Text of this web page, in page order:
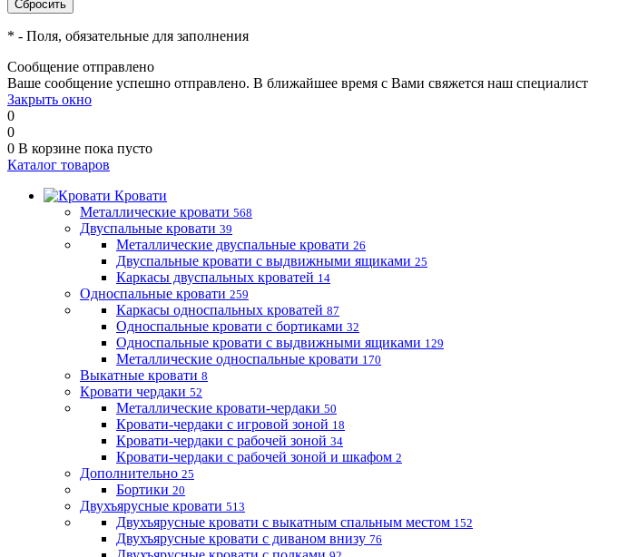
* - Поля, обязательные для заполнения
Сообщение отправлено
Ваше сообщение успешно отправлено. В ближайшее время с Вами свяжется наш специалист
Закрыть окно
0
0
0 В корзине пока пусто
Каталог товаров
Кровати
Металлические кровати 568
Двуспальные кровати 39
Металлические двуспальные кровати 26
Двуспальные кровати с выдвижными ящиками 25
Каркасы двуспальных кроватей 14
Односпальные кровати 259
Каркасы односпальных кроватей 87
Односпальные кровати с бортиками 32
Односпальные кровати с выдвижными ящиками 129
Металлические односпальные кровати 170
Выкатные кровати 8
Кровати чердаки 52
Металлические кровати-чердаки 50
Кровати-чердаки с игровой зоной 18
Кровати-чердаки с рабочей зоной 34
Кровати-чердаки с рабочей зоной и шкафом 2
Дополнительно 25
Бортики 20
Двухъярусные кровати 513
Двухъярусные кровати с выкатным спальным местом 152
Двухъярусные кровати с диваном внизу 76